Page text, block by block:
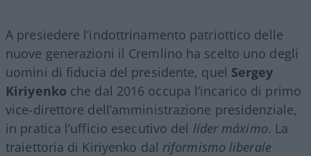
A presiedere l’indottrinamento patriottico delle
nuove generazioni il Cremlino ha scelto uno degli
uomini di fiducia del presidente, quel Sergey
Kiriyenko che dal 2016 occupa l’incarico di primo
vice-direttore dell’amministrazione presidenziale,
in pratica l’ufficio esecutivo del líder máximo. La
traiettoria di Kiriyenko dal riformismo liberale